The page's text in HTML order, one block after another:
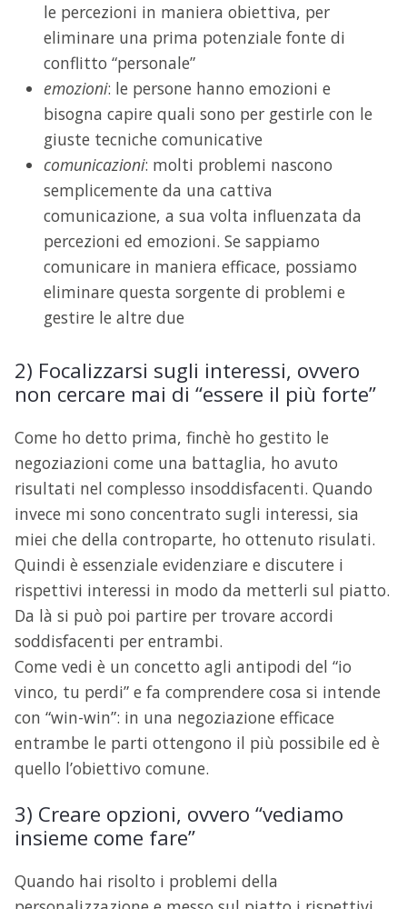
le percezioni in maniera obiettiva, per
eliminare una prima potenziale fonte di
conflitto “personale”
emozioni: le persone hanno emozioni e
bisogna capire quali sono per gestirle con le
giuste tecniche comunicative
comunicazioni: molti problemi nascono
semplicemente da una cattiva
comunicazione, a sua volta influenzata da
percezioni ed emozioni. Se sappiamo
comunicare in maniera efficace, possiamo
eliminare questa sorgente di problemi e
gestire le altre due
2) Focalizzarsi sugli interessi, ovvero
non cercare mai di “essere il più forte”
Come ho detto prima, finchè ho gestito le
negoziazioni come una battaglia, ho avuto
risultati nel complesso insoddisfacenti. Quando
invece mi sono concentrato sugli interessi, sia
miei che della controparte, ho ottenuto risulati.
Quindi è essenziale evidenziare e discutere i
rispettivi interessi in modo da metterli sul piatto.
Da là si può poi partire per trovare accordi
soddisfacenti per entrambi.
Come vedi è un concetto agli antipodi del “io
vinco, tu perdi” e fa comprendere cosa si intende
con “win-win”: in una negoziazione efficace
entrambe le parti ottengono il più possibile ed è
quello l’obiettivo comune.
3) Creare opzioni, ovvero “vediamo
insieme come fare”
Quando hai risolto i problemi della